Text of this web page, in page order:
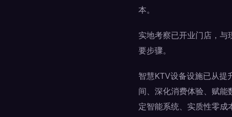
本。
实地考察已开业门店，
要步骤。
智慧KTV设备设施已从提
间、深化消费体验、赋
定智能系统、实质性零成